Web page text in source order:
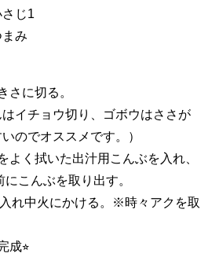
さじ1
み
さに切る。
はイチョウ切り、ゴボウはささが
のでオススメです。）
よく拭いた出汁用こんぶを入れ、
こんぶを取り出す。
れ中火にかける。※時々アクを取
成⭐︎